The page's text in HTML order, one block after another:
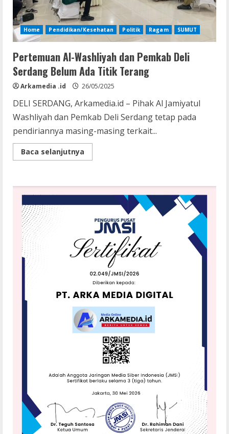
Home Pendidikan/Kesehatan Politik Ragam SUMUT
Pertemuan Al-Washliyah dan Pemkab Deli
Serdang Belum Ada Titik Terang
Arkamedia .id 26/05/2025
DELI SERDANG, Arkamedia.id – Pihak Al Jamiyatul
Washliyah dan Pemkab Deli Serdang tetap pada
pendiriannya masing-masing terkait...
Baca selanjutnya
more
Washliyah
dan
Deli
Belum
Ada
Titik
Terang